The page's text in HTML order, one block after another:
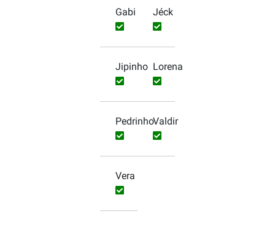
Gabi Jéck
Jipinho Lorena
PedrinhoValdir
Vera